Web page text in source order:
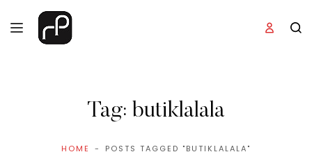
Tag: butiklalala
HOME POSTS TAGGED "BUTIKLALALA"